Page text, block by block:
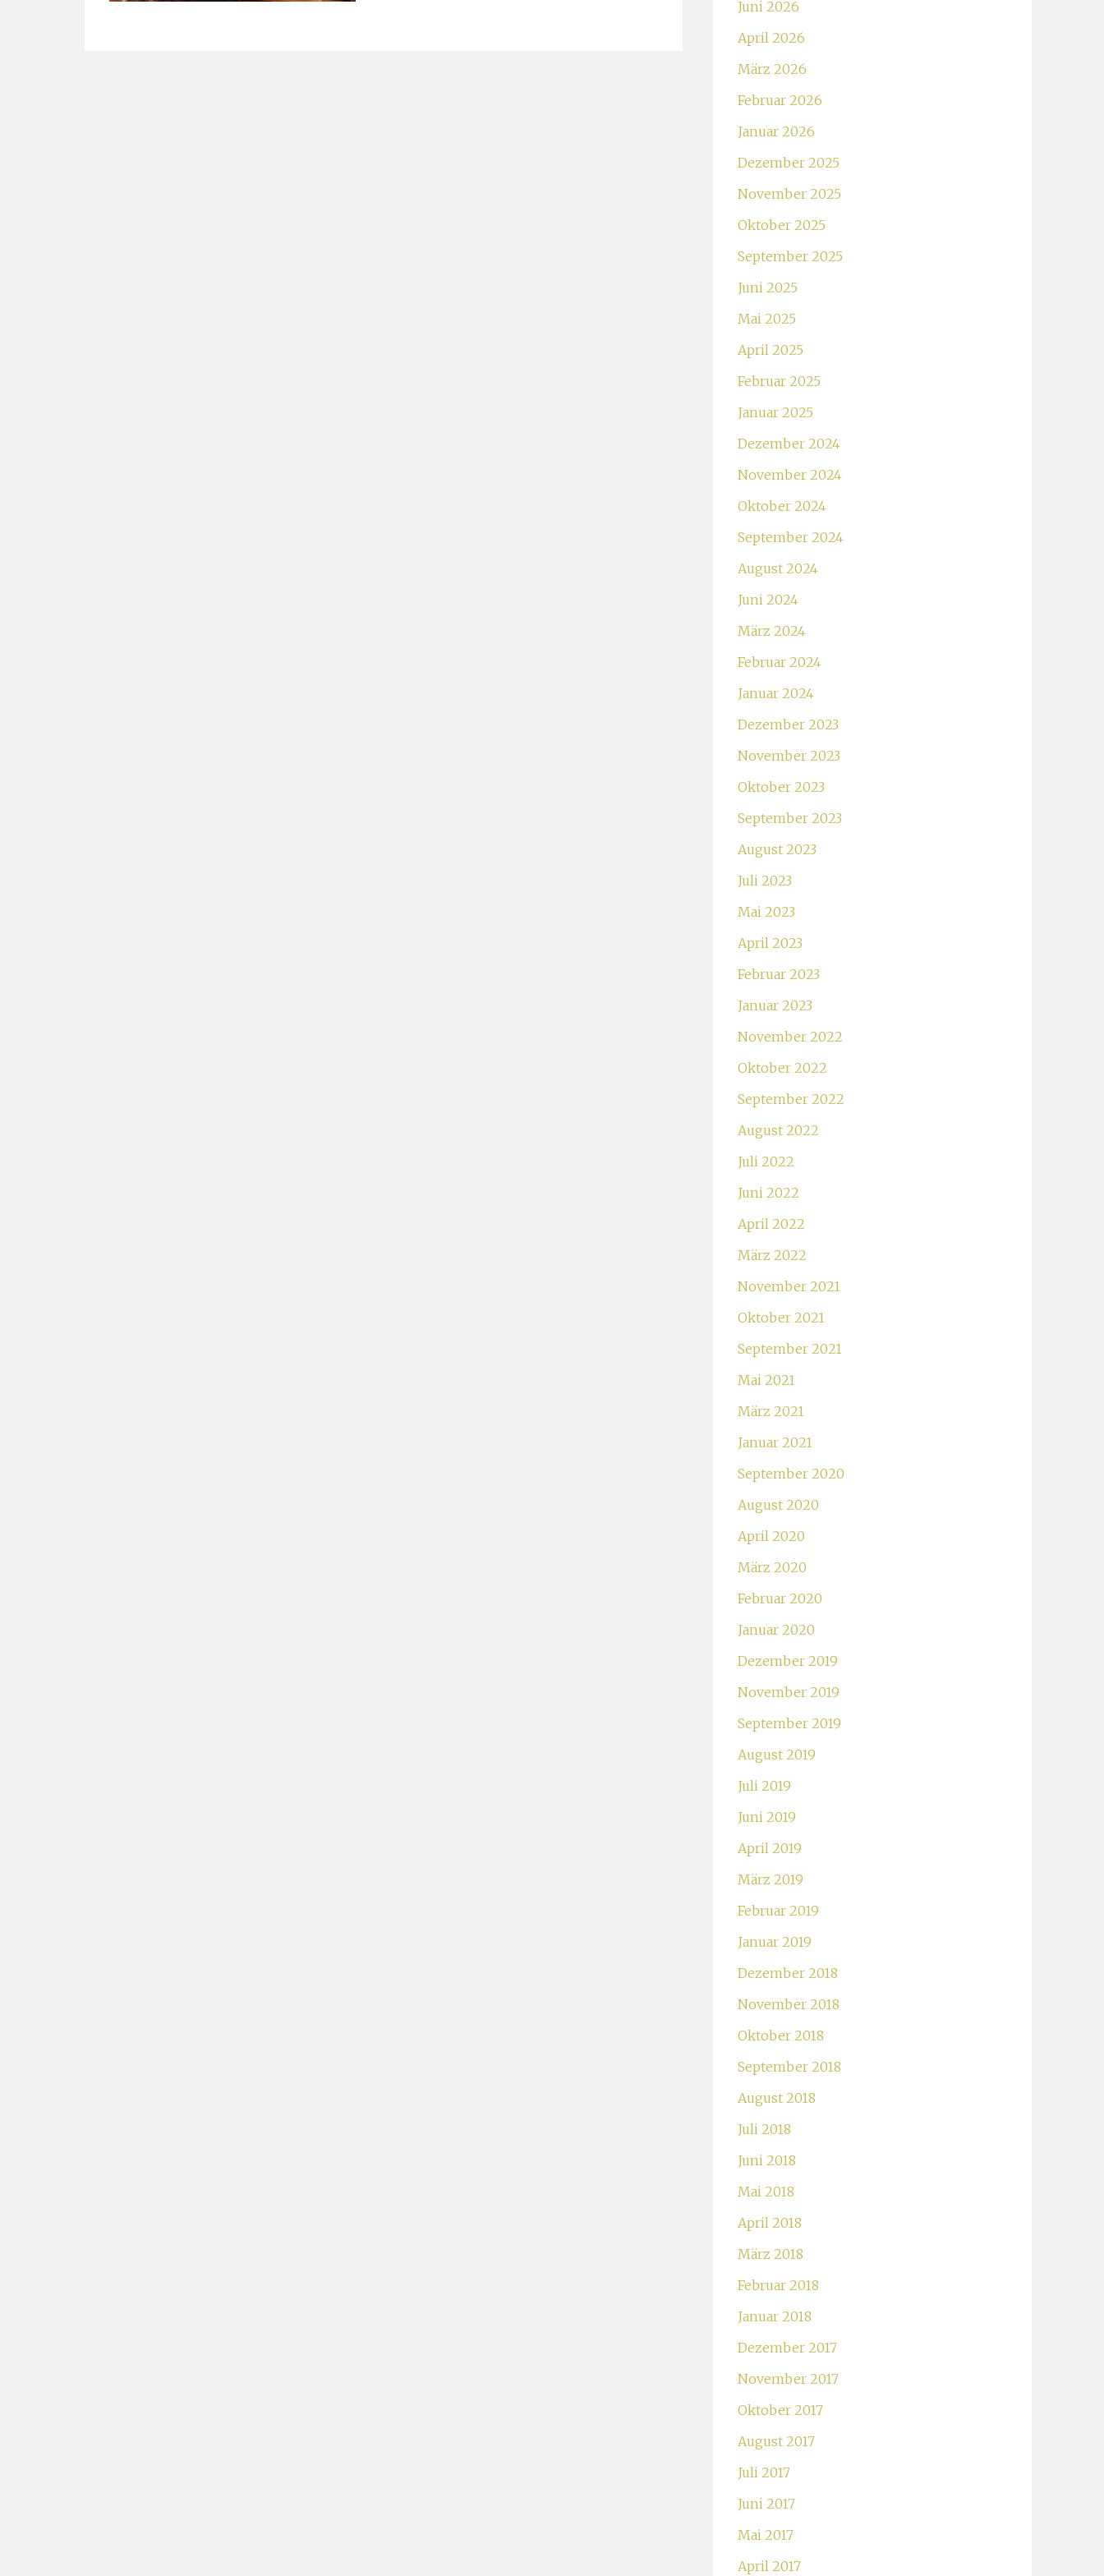
Juni 2026
April 2026
März 2026
Februar 2026
Januar 2026
Dezember 2025
November 2025
Oktober 2025
September 2025
Juni 2025
Mai 2025
April 2025
Februar 2025
Januar 2025
Dezember 2024
November 2024
Oktober 2024
September 2024
August 2024
Juni 2024
März 2024
Februar 2024
Januar 2024
Dezember 2023
November 2023
Oktober 2023
September 2023
August 2023
Juli 2023
Mai 2023
April 2023
Februar 2023
Januar 2023
November 2022
Oktober 2022
September 2022
August 2022
Juli 2022
Juni 2022
April 2022
März 2022
November 2021
Oktober 2021
September 2021
Mai 2021
März 2021
Januar 2021
September 2020
August 2020
April 2020
März 2020
Februar 2020
Januar 2020
Dezember 2019
November 2019
September 2019
August 2019
Juli 2019
Juni 2019
April 2019
März 2019
Februar 2019
Januar 2019
Dezember 2018
November 2018
Oktober 2018
September 2018
August 2018
Juli 2018
Juni 2018
Mai 2018
April 2018
März 2018
Februar 2018
Januar 2018
Dezember 2017
November 2017
Oktober 2017
August 2017
Juli 2017
Juni 2017
Mai 2017
April 2017